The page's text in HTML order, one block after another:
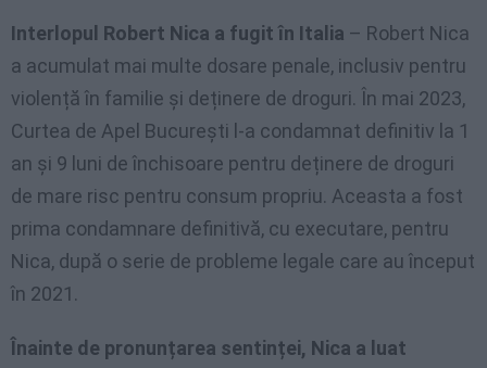
Interlopul Robert Nica a fugit în Italia – Robert Nica
a acumulat mai multe dosare penale, inclusiv pentru
violență în familie și deținere de droguri. În mai 2023,
Curtea de Apel București l-a condamnat definitiv la 1
an și 9 luni de închisoare pentru deținere de droguri
de mare risc pentru consum propriu. Aceasta a fost
prima condamnare definitivă, cu executare, pentru
Nica, după o serie de probleme legale care au început
în 2021.
Înainte de pronunțarea sentinței, Nica a luat